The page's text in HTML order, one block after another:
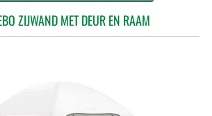
ZIJWAND MET DEUR EN RAAM